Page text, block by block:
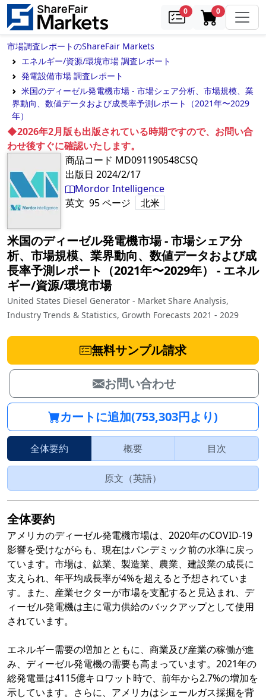
0samples0in cart
市場調査レポートのShareFair Markets
エネルギー/資源/環境市場 調査レポート
発電設備市場 調査レポート
米国のディーゼル発電機市場 - 市場シェア分析、市場規模、業
界動向、数値データおよび成長率予測レポート（2021年〜2029
年）
◆2026年2月版も出版されている時期ですので、お問い合
わせ後すぐに確認いたします。
商品コード MD091190548CSQ
出版日 2024/2/17
Mordor Intelligence
英文 95ページ 北米
米国のディーゼル発電機市場 - 市場シェア分
析、市場規模、業界動向、数値データおよび成
長率予測レポート（2021年〜2029年）
‐ エネル
ギー/資源/環境市場
United States Diesel Generator - Market Share Analysis,
Industry Trends & Statistics, Growth Forecasts 2021 - 2029
無料サンプル請求
お問い合わせ
カートに追加(753,303円より)
全体要約 概要 目次
原文（英語）
全体要約
アメリカのディーゼル発電機市場は、2020年のCOVID-19
影響を受けながらも、現在はパンデミック前の水準に戻っ
ています。市場は、鉱業、製造業、農業、建設業の成長に
支えられ、年平均成長率が4%を超えると予想されていま
す。また、産業セクターが市場を支配すると見込まれ、デ
ィーゼル発電機は主に電力供給のバックアップとして使用
されています。
エネルギー需要の増加とともに、商業及び産業の稼働が進
み、ディーゼル発電機の需要も高まっています。2021年の
総発電量は4115億キロワット時で、前年から2.7%の増加を
示しています。さらに、アメリカはシェールガス採掘を背